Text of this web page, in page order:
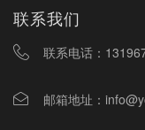
联系我们
联系电话：
邮箱地址：